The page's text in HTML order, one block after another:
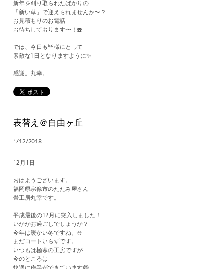
新年を刈り取られたばかりの
「新い草」で迎えられませんか〜？
お見積もりのお電話
お待ちしております〜！☎️
では、今日も皆様にとって
素敵な1日となりますように✨
​感謝。丸幸。
表替え＠自由ヶ丘
1/12/2018
12月1日
おはようございます。
福岡県宗像市のたたみ屋さん
畳工房丸幸です。
平成最後の12月に突入しました！
いかがお過ごしでしょうか？
今年は暖かい冬ですね。⛄️
まだコートいらずです。
いつもは極寒の工房ですが
今のところは
快適に作業ができています😁